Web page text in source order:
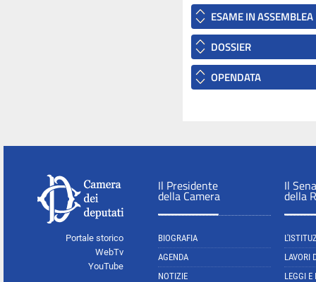
ESAME IN ASSEMBLEA
DOSSIER
OPENDATA
Portale storico
WebTv
YouTube
Il Presidente
della Camera
BIOGRAFIA
AGENDA
NOTIZIE
Il
della
LAVORI
LEGGI E